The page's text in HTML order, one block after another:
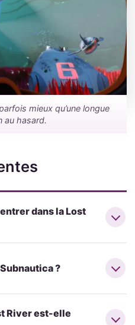
mieux qu’une longue
au hasard.
dans la Lost
?
River est-elle